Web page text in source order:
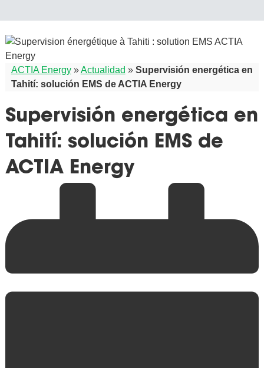
ACTIA Energy»Actualidad » Supervisión energética en
Tahití: solución EMS de ACTIA Energy
Supervisión energética en
Tahití: solución EMS de
ACTIA Energy